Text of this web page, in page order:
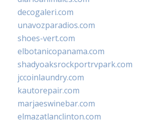
decogaleri.com
unavozparadios.com
shoes-vert.com
elbotanicopanama.com
shadyoaksrockportrvpark.com
jccoinlaundry.com
kautorepair.com
marjaeswinebar.com
elmazatlanclinton.com